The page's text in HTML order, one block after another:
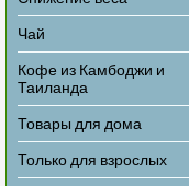
Чай
Кофе из Камбоджи и
Таиланда
Товары для дома
Только для взрослых